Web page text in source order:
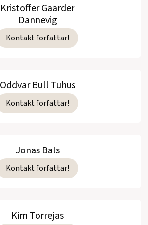
Kristoffer Gaarder
Dannevig
Kontakt forfattar!
Oddvar Bull Tuhus
Kontakt forfattar!
Jonas Bals
Kontakt forfattar!
Kim Torrejas